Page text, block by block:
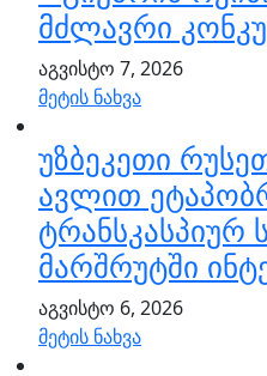
მძლავრი
აგვისტო 7, 2026
მეტის ნახვა
უზბეკეთი
ავლით
მარშრუტში
აგვისტო 6, 2026
მეტის ნახვა